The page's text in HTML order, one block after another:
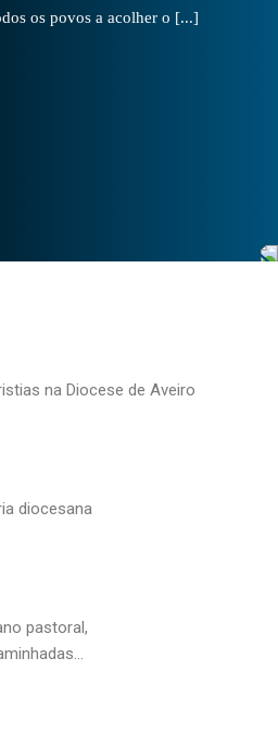
os povos a acolher o [...]
na Diocese de Aveiro
diocesana
pastoral,